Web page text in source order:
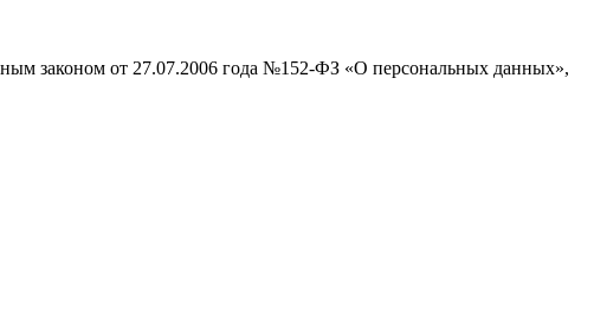
законом от 27.07.2006 года №152-ФЗ «О персональных данных»,